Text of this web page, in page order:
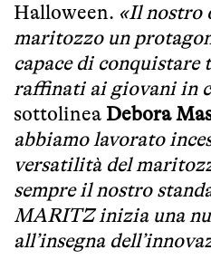
Halloween. «Il nostro
maritozzo un
capace di
raffinati ai giovani in
sottolinea Debora
abbiamo lavorato
versatilità del
sempre il nostro
MARITZ inizia una
all’insegna